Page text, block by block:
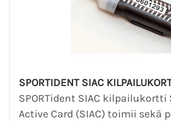
SPORTIDENT SIAC
SPORTident SIAC kilpailukortti
Active Card (SIAC) toimii sekä